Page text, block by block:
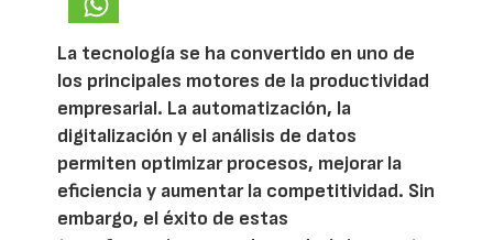
La tecnología se ha convertido en uno de
los principales motores de la productividad
empresarial. La automatización, la
digitalización y el análisis de datos
permiten optimizar procesos, mejorar la
eficiencia y aumentar la competitividad. Sin
embargo, el éxito de estas